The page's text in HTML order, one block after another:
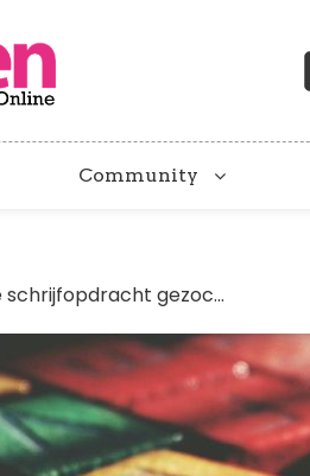
Community
schrijfopdracht gezoc...